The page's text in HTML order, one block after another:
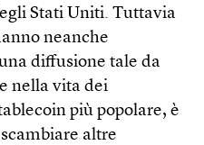
Stati Uniti. Tuttavia
neanche
diffusione tale da
nella vita dei
più popolare, è
altre